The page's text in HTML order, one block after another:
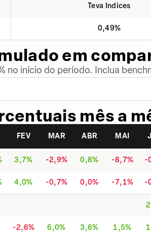
Teva Indices
0,49%
em
no início do período. Inclua
mês a
FEV MAR ABR MAI
3,7% -2,9% 0,8% -8,7% -
4,0% -0,7% 0,0% -7,1% -
-2,6% 6,0% 3,6% 1,5%